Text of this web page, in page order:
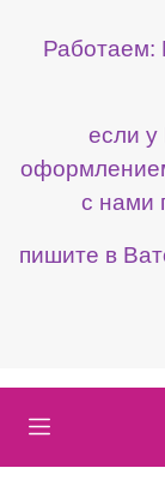
Работаем:
если у
с нами
пишите в